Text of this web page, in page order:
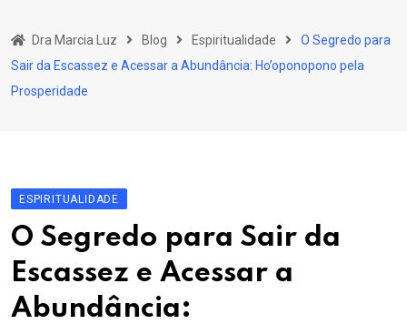
to
content
Dra Marcia Luz Blog Espiritualidade
O Segredo para
Sair da Escassez e Acessar a Abundância: Ho’oponopono pela
Prosperidade
ESPIRITUALIDADE
O Segredo para Sair da
Escassez e Acessar a
Abundância: